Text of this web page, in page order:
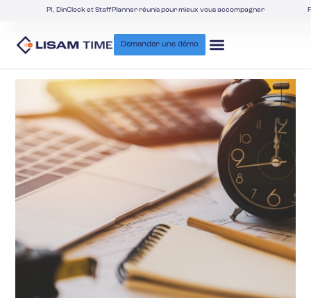
PI, DinClock et StaffPlanner réunis pour mieux vous accompagner
Demander une démo